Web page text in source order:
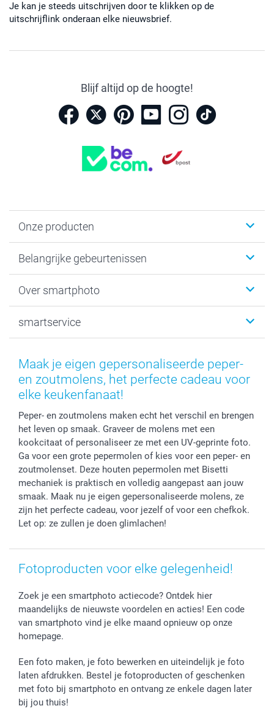
Je kan je steeds uitschrijven door te klikken op de
uitschrijflink onderaan elke nieuwsbrief.
Blijf altijd op de hoogte!
Onze producten
Fotogeschenken
Fotoprints, Fotoposter & Fotoalbum met fotoprints
MyNameBook
Stickers en Etiketten
Fotokaders, Decoratie en Snoepjes
Fotokalenders & Fotoagenda's
Belangrijke gebeurtenissen
Baby
Communie- en Lentefeest
Geschenken voor hem
Afstuderen
Moederdag
Verjaardag
Geboorte
Over smartphoto
Duurzaamheid
Voorwaarden
Herroepingsrecht
Klachtenregeling
Privacybeleid
Cookiebeleid
Prijslijst
Jobs & Stages
Investor Relations
smartservice
smartgarantie
smartbonus
Betalingsmogelijkheden
Levering
Mijn orderstatus
smartfriends
Maak je eigen gepersonaliseerde peper-
en zoutmolens, het perfecte cadeau voor
elke keukenfanaat!
Peper- en zoutmolens maken echt het verschil en brengen
het leven op smaak. Graveer de molens met een
kookcitaat of personaliseer ze met een UV-geprinte foto.
Ga voor een grote pepermolen of kies voor een peper- en
zoutmolenset. Deze houten pepermolen met Bisetti
mechaniek is praktisch en volledig aangepast aan jouw
smaak. Maak nu je eigen gepersonaliseerde molens, ze
zijn het perfecte cadeau, voor jezelf of voor een chefkok.
Let op: ze zullen je doen glimlachen!
Fotoproducten voor elke gelegenheid!
Zoek je een smartphoto actiecode? Ontdek hier
maandelijks de nieuwste voordelen en acties! Een code
van smartphoto vind je elke maand opnieuw op onze
homepage.
Een foto maken, je foto bewerken en uiteindelijk je foto
laten afdrukken. Bestel je fotoproducten of geschenken
met foto bij smartphoto en ontvang ze enkele dagen later
bij jou thuis!